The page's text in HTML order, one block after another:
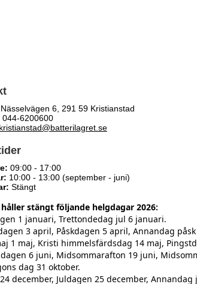
Nässelvägen 6, 291 59 Kristianstad
044-6200600
kristianstad@batterilagret.se
09:00 - 17:00
10:00 - 13:00 (september - juni)
Stängt
stängt följande helgdagar 2026:
1 januari, Trettondedag jul 6 januari.
3 april, Påskdagen 5 april, Annandag
1 maj, Kristi himmelsfärdsdag 14 maj,
6 juni, Midsommarafton 19 juni,
dag 31 oktober.
december, Juldagen 25 december,